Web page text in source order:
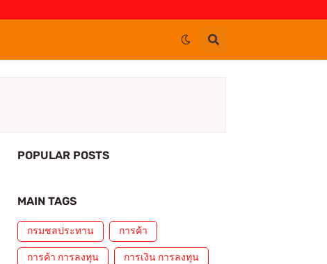
POPULAR POSTS
MAIN TAGS
กรมชลประทาน การค้า
การค้า การลงทุน การเงิน การลงทุน